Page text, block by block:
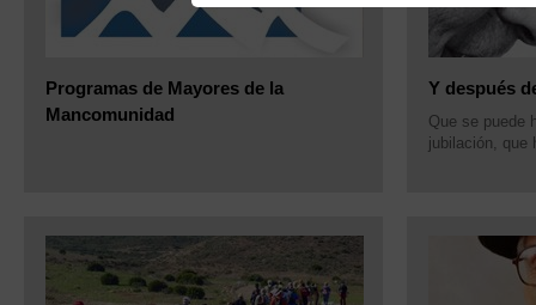
Programas de Mayores de la
Mancomunidad
Y después
Que se puede
jubilación, que